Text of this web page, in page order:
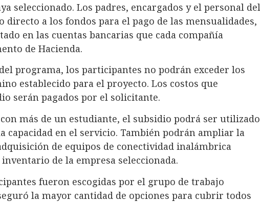
seleccionado. Los padres, encargados y el personal del
directo a los fondos para el pago de las mensualidades,
en las cuentas bancarias que cada compañía
de Hacienda.
programa, los participantes no podrán exceder los
establecido para el proyecto. Los costos que
serán pagados por el solicitante.
más de un estudiante, el subsidio podrá ser utilizado
capacidad en el servicio. También podrán ampliar la
de equipos de conectividad inalámbrica
de la empresa seleccionada.
fueron escogidas por el grupo de trabajo
la mayor cantidad de opciones para cubrir todos